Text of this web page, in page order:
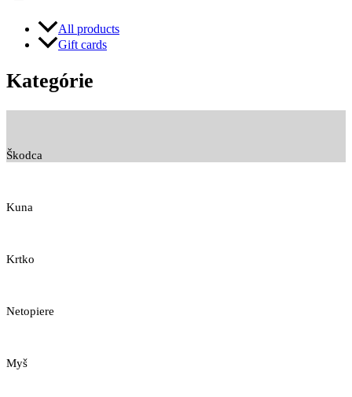
All products
Gift cards
Kategórie
Škodca
Kuna
Krtko
Netopiere
Myš